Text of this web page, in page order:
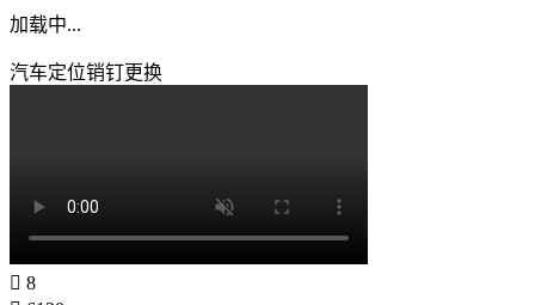
加载中...
汽车定位销钉更换
8